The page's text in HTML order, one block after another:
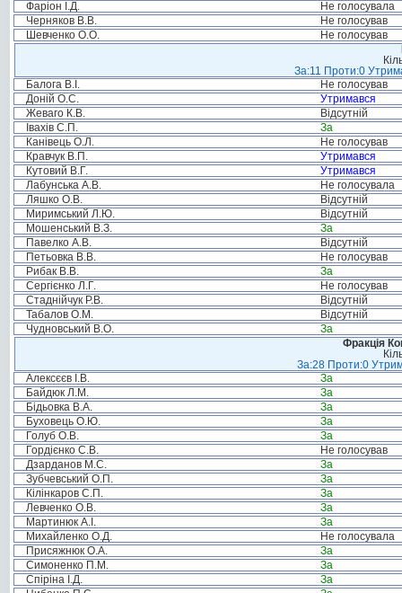
Фаріон І.Д.
Не голосувала
Черняков В.В.
Не голосував
Шевченко О.О.
Не голосував
За:11 Проти:0
Балога В.І.
Не голосував
Доній О.С.
Утримався
Жеваго К.В.
Відсутній
Івахів С.П.
За
Канівець О.Л.
Не голосував
Кравчук В.П.
Утримався
Кутовий В.Г.
Утримався
Лабунська А.В.
Не голосувала
Ляшко О.В.
Відсутній
Миримський Л.Ю.
Відсутній
Мошенський В.З.
За
Павелко А.В.
Відсутній
Петьовка В.В.
Не голосував
Рибак В.В.
За
Сергієнко Л.Г.
Не голосував
Стаднійчук Р.В.
Відсутній
Табалов О.М.
Відсутній
Чудновський В.О.
За
Фракція
За:28 Проти:0
Алексєєв І.В.
За
Байдюк Л.М.
За
Бідьовка В.А.
За
Буховець О.Ю.
За
Голуб О.В.
За
Гордієнко С.В.
Не голосував
Дзарданов М.С.
За
Зубчевський О.П.
За
Кілінкаров С.П.
За
Левченко О.В.
За
Мартинюк А.І.
За
Михайленко О.Д.
Не голосувала
Присяжнюк О.А.
За
Симоненко П.М.
За
Спіріна І.Д.
За